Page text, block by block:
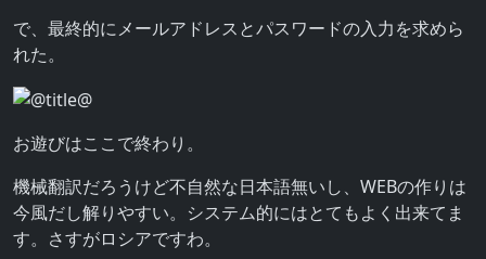
で、最終的にメールアドレスとパスワードの入力を求めら
れた。
お遊びはここで終わり。
機械翻訳だろうけど不自然な日本語無いし、WEBの作りは
今風だし解りやすい。システム的にはとてもよく出来てま
す。さすがロシアですわ。